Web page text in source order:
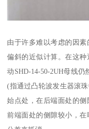
由于许多难以考虑的因
偏斜的近似计算。在这
动SHD-14-50-2UH母线
(指通过凸轮波发生器滚
始点处，在后端面处的
前端面处的侧隙较小，